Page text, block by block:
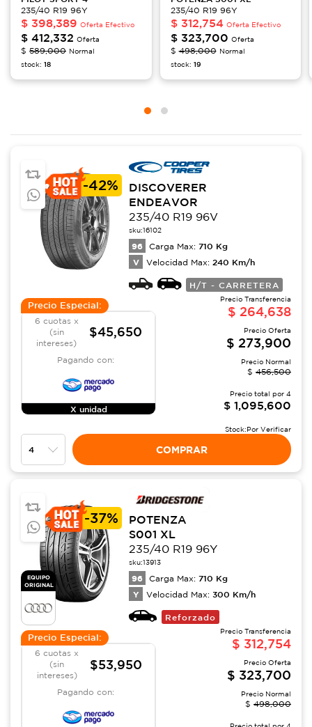
235/40 R19 96Y
$ 398,389 Oferta Efectivo
$ 412,332 Oferta
$ 589,000 Normal
stock: 18
235/40 R19 96Y
$ 312,754 Oferta Efectivo
$ 323,700 Oferta
$498,000 Normal
stock: 19
-42%
DISCOVERER
ENDEAVOR
235/40 R19 96V
sku:16102
96 Carga Max: 710 Kg
V Velocidad Max: 240 Km/h
H/T - CARRETERA
Precio Especial:
6 cuotas x
(sin
intereses)
$45,650
Pagando con:
X unidad
Precio Transferencia
$ 264,638
Precio Oferta
$ 273,900
Precio Normal
$ 456,500
Precio total por 4
$ 1,095,600
Stock:Por Verificar
COMPRAR
EQUIPO
ORIGINAL
-37%
POTENZA
S001 XL
235/40 R19 96Y
sku:13913
96 Carga Max: 710 Kg
Y Velocidad Max: 300 Km/h
Reforzado
Precio Especial:
6 cuotas x
(sin
intereses)
$53,950
Pagando con:
Precio Transferencia
$ 312,754
Precio Oferta
$ 323,700
Precio Normal
$ 498,000